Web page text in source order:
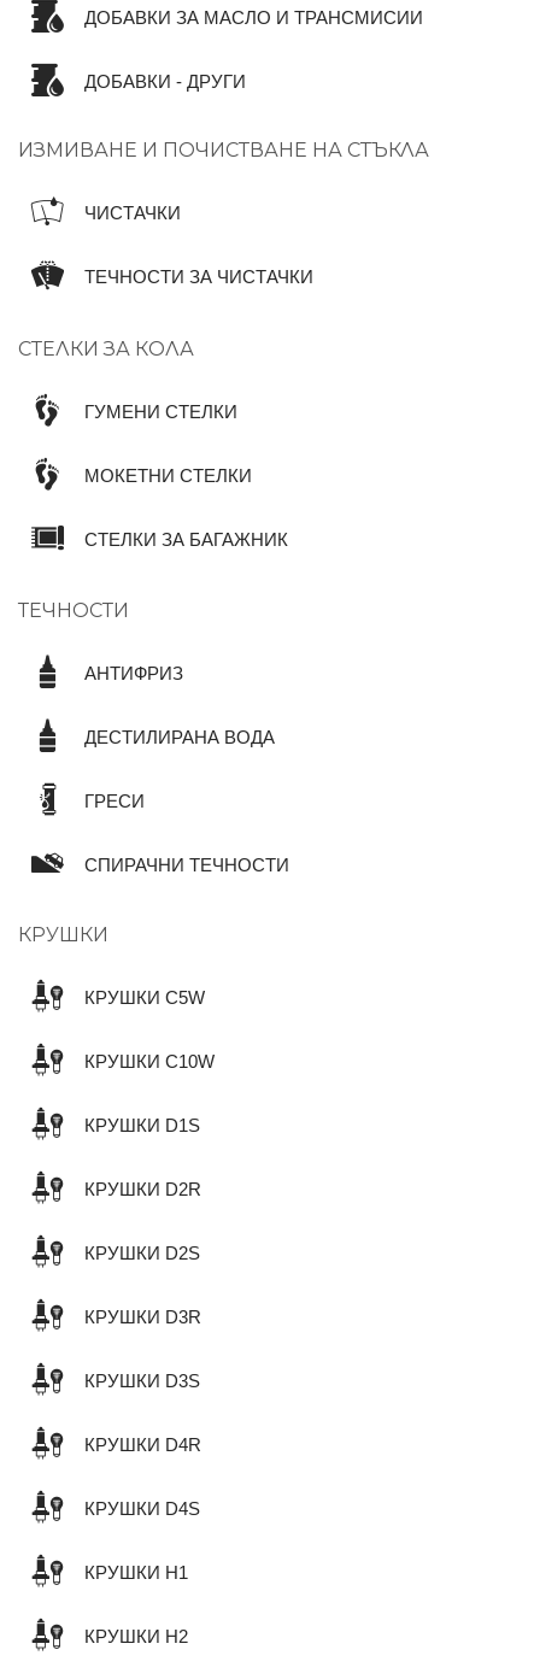
ДОБАВКИ ЗА МАСЛО И ТРАНСМИСИИ
ДОБАВКИ - ДРУГИ
ИЗМИВАНЕ И ПОЧИСТВАНЕ НА СТЪКЛА
ЧИСТАЧКИ
ТЕЧНОСТИ ЗА ЧИСТАЧКИ
СТЕЛКИ ЗА КОЛА
ГУМЕНИ СТЕЛКИ
МОКЕТНИ СТЕЛКИ
СТЕЛКИ ЗА БАГАЖНИК
ТЕЧНОСТИ
АНТИФРИЗ
ДЕСТИЛИРАНА ВОДА
ГРЕСИ
СПИРАЧНИ ТЕЧНОСТИ
КРУШКИ
КРУШКИ C5W
КРУШКИ C10W
КРУШКИ D1S
КРУШКИ D2R
КРУШКИ D2S
КРУШКИ D3R
КРУШКИ D3S
КРУШКИ D4R
КРУШКИ D4S
КРУШКИ H1
КРУШКИ H2